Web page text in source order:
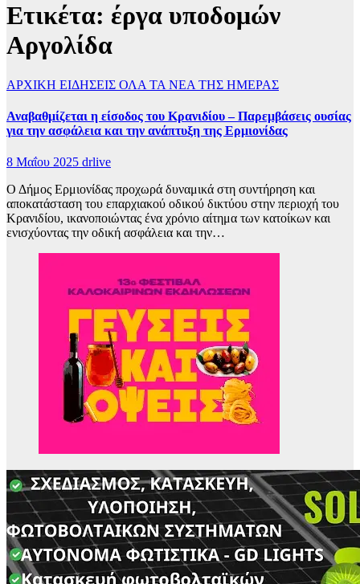
Ετικέτα: έργα υποδομών
Αργολίδα
ΑΡΧΙΚΗ ΕΙΔΗΣΕΙΣ ΟΛΑ ΤΑ ΝΕΑ ΤΗΣ ΗΜΕΡΑΣ
Αναβαθμίζεται η είσοδος του Κρανιδίου – Παρεμβάσεις ουσίας
για την ασφάλεια και την ανάπτυξη της Ερμιονίδας
8 Μαΐου 2025 drlive
Ο Δήμος Ερμιονίδας προχωρά δυναμικά στη συντήρηση και
αποκατάσταση του επαρχιακού οδικού δικτύου στην περιοχή του
Κρανιδίου, ικανοποιώντας ένα χρόνιο αίτημα των κατοίκων και
ενισχύοντας την οδική ασφάλεια και την…